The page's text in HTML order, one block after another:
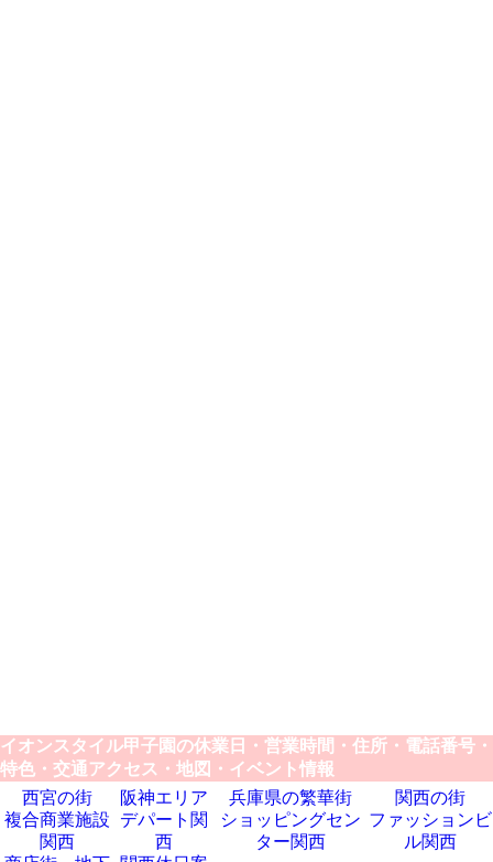
イオンスタイル甲子園の休業日・営業時間・住所・電話番号・
特色・交通アクセス・地図・イベント情報
西宮の街
阪神エリア 兵庫県の繁華街
関西の街
複合商業施設
関西
デパート関
西
ショッピングセン
ター関西
ファッションビ
ル関西